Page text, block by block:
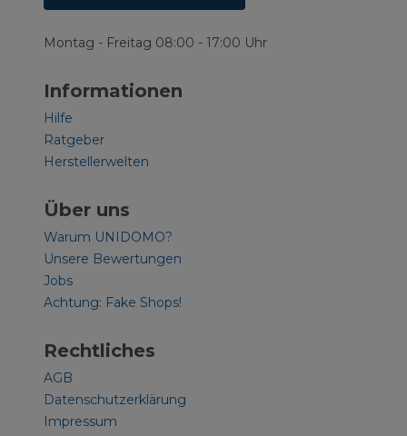
Montag - Freitag 08:00 - 17:00 Uhr
Informationen
Hilfe
Ratgeber
Herstellerwelten
Über uns
Warum UNIDOMO?
Unsere Bewertungen
Jobs
Achtung: Fake Shops!
Rechtliches
AGB
Datenschutzerklärung
Impressum